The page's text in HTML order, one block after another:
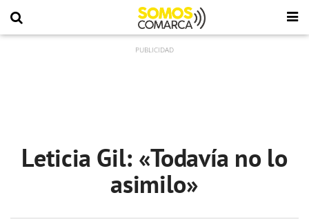
Leticia Gil: «Todavía no lo
asimilo»